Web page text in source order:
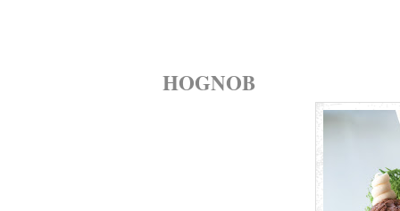
HOGNOB